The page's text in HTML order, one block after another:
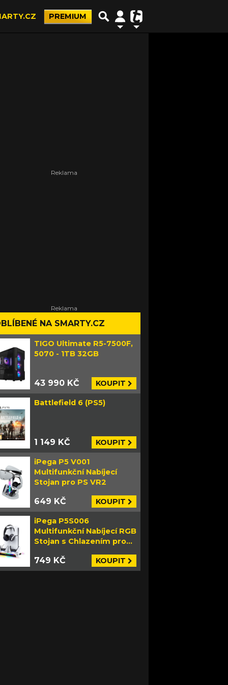
PREMIUM
NA SMARTY.CZ
TIGO Ultimate R5-7500F,
5070 - 1TB 32GB
43 990 KČ KOUPIT
Battlefield 6 (PS5)
1 149 KČ KOUPIT
iPega P5 V001
Multifunkční Nabíjecí
Stojan pro PS VR2
649 KČ KOUPIT
iPega P5S006
Multifunkční Nabíjecí RGB
Stojan s Chlazením pro
749 KČ KOUPIT